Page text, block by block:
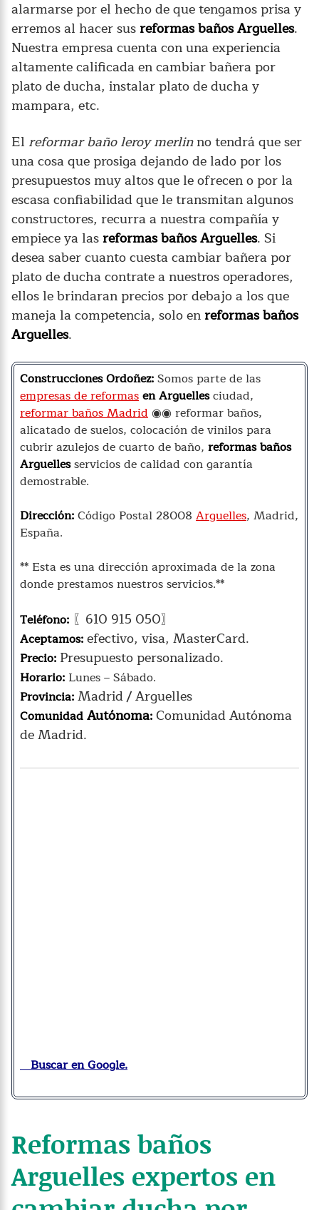
alarmarse por el hecho de que tengamos prisa y
erremos al hacer susreformas baños Arguelles.
Nuestra empresa cuenta con una experiencia
altamente calificada en cambiar bañera por
plato de ducha, instalar plato de ducha y
mampara, etc.
El reformar baño leroy merlinno tendrá que ser
una cosa que prosiga dejando de lado por los
presupuestos muy altos que le ofrecen o por la
escasa confiabilidad que le transmitan algunos
constructores, recurra a nuestra compañía y
empiece ya lasreformas baños Arguelles. Si
desea saber cuanto cuesta cambiar bañera por
plato de ducha contrate a nuestros operadores,
ellos le brindaran precios por debajo a los que
maneja la competencia, solo enreformas baños
Arguelles.
Construcciones Ordoñez:Somos parte de las
empresas de reformasen Arguellesciudad,
reformar baños Madrid ◉◉ reformar baños,
alicatado de suelos, colocación de vinilos para
cubrir azulejos de cuarto de baño, reformas baños
Arguellesservicios de calidad con garantía
demostrable.
Dirección:Código Postal 28008 Arguelles, Madrid,
España.
** Esta es una dirección aproximada de la zona
donde prestamos nuestros servicios.**
Teléfono: 〖610 915 050〗
Aceptamos:efectivo, visa, MasterCard.
Precio: Presupuesto personalizado.
Horario: Lunes – Sábado.
Provincia:Madrid / Arguelles
ComunidadAutónoma:Comunidad Autónoma
de Madrid.
Buscar en Google.
Reformas baños
Arguelles expertos en